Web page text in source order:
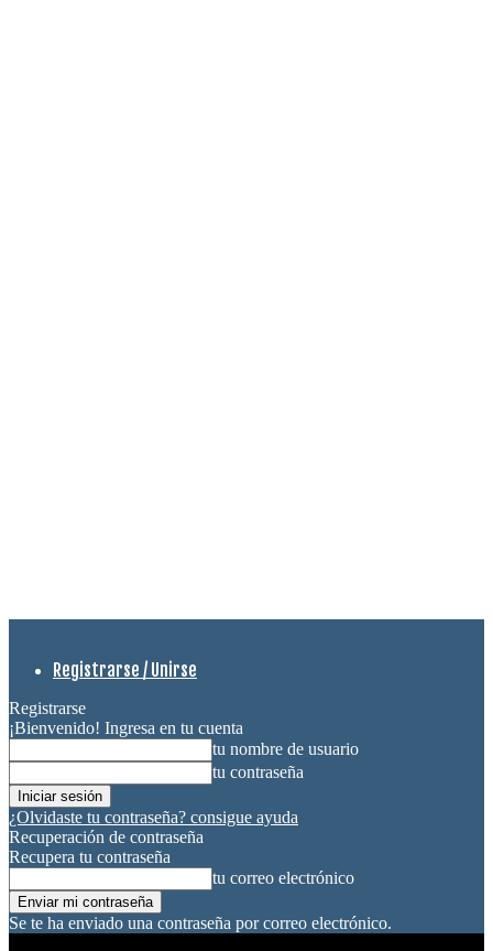
Registrarse / Unirse
Registrarse
¡Bienvenido! Ingresa en tu cuenta
tu nombre de usuario
tu contraseña
¿Olvidaste tu contraseña? consigue ayuda
Recuperación de contraseña
Recupera tu contraseña
tu correo electrónico
Se te ha enviado una contraseña por correo electrónico.